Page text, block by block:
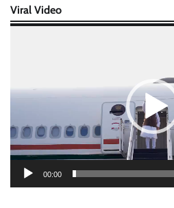
Viral Video
00:00